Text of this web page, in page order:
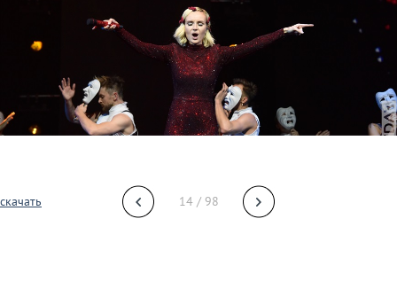
скачать 14 / 98